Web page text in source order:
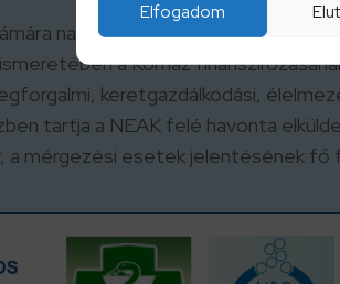
Elfogadom
naprakész információkat,
a Kórház
keretgazdálkodási,
tartja a NEAK felé havonta
a mérgezési esetek jelentésének fő